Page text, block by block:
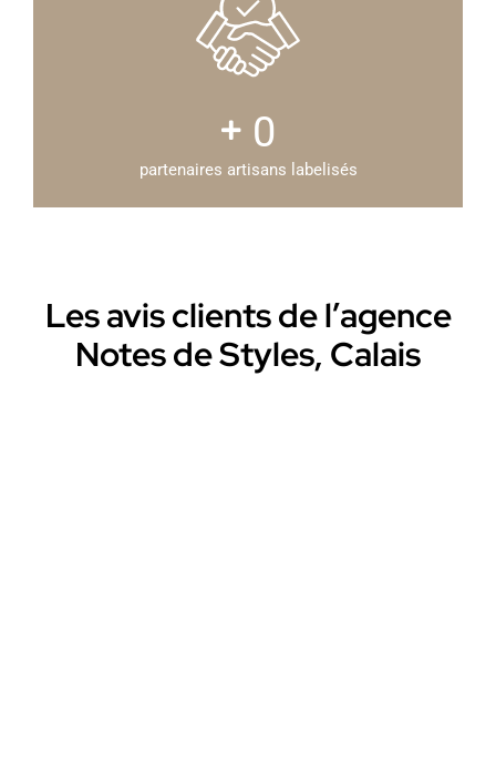
0
partenaires artisans labelisés
Les avis clients de l’agence
Notes de Styles, Calais